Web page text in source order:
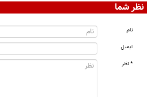
نظر شما
نام
ایمیل
* نظر